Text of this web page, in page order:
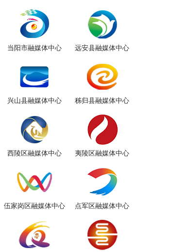
当阳市融媒体中心 远安县融媒体中心
兴山县融媒体中心 秭归县融媒体中心
西陵区融媒体中心 夷陵区融媒体中心
伍家岗区融媒体中心 点军区融媒体中心